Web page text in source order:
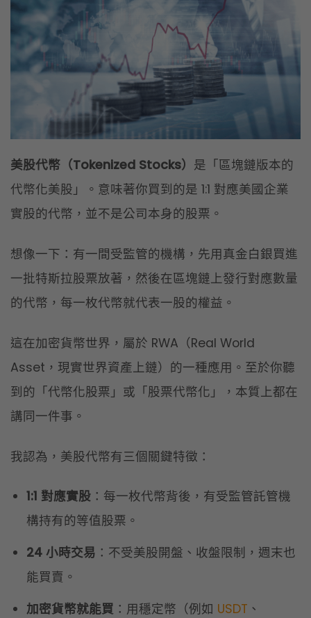
美股代幣（Tokenized Stocks） 是「區塊鏈版本的
代幣化美股」。意味著你買到的是 1:1 對應美國企業
實股的代幣，並不是公司本身的股票。
想像一下：有一間受監管的機構，先用真金白銀買進
一批特斯拉股票放著，然後在區塊鏈上發行對應數量
的代幣，每一枚代幣就代表一股的權益。
這在加密貨幣世界，屬於 RWA（Real World
Asset，現實世界資產上鏈）的一種應用。至於你聽
到的「代幣化股票」或「股票代幣化」，本質上都在
講同一件事。
我認為，美股代幣有三個關鍵特徵：
1:1 對應實股：每一枚代幣背後，有受監管託管機
構持有的等值股票。
24 小時交易 ：不受美股開盤、收盤限制，週末也
能買賣。
加密貨幣就能買 ：用穩定幣（例如 USDT 、